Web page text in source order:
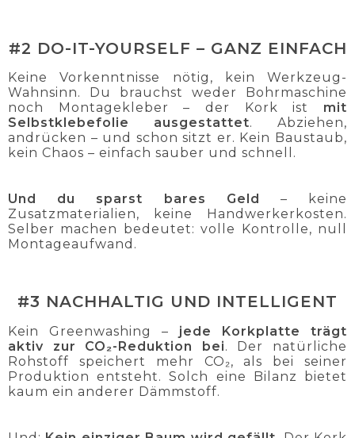
#2 DO-IT-YOURSELF – GANZ EINFACH
Keine Vorkenntnisse nötig, kein Werkzeug-
Wahnsinn. Du brauchst weder Bohrmaschine
noch Montagekleber – der Kork ist mit
Selbstklebefolie ausgestattet. Abziehen,
andrücken – und schon sitzt er. Kein Baustaub,
kein Chaos – einfach sauber und schnell.
Und du sparst bares Geld
– keine
Zusatzmaterialien, keine Handwerkerkosten.
Selber machen bedeutet: volle Kontrolle, null
Montageaufwand.
#3 NACHHALTIG UND INTELLIGENT
Kein Greenwashing – jede Korkplatte trägt
aktiv zur CO₂-Reduktion bei. Der natürliche
Rohstoff speichert mehr CO₂, als bei seiner
Produktion entsteht. Solch eine Bilanz bietet
kaum ein anderer Dämmstoff.